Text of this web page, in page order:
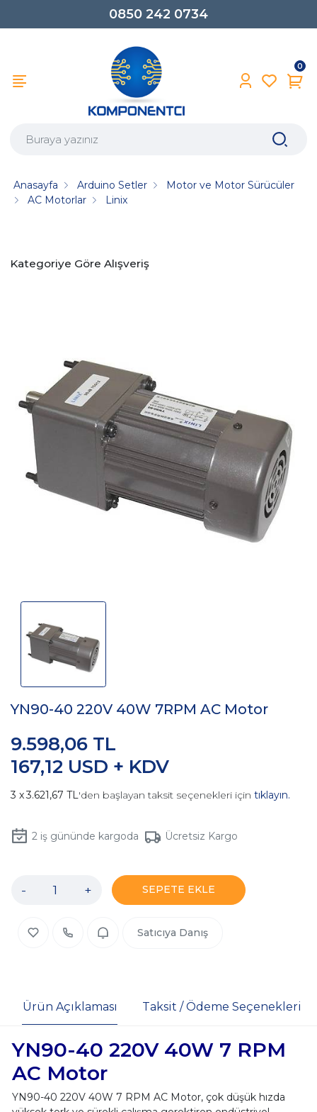
0850 242 0734
0
Anasayfa Arduino Setler
Motor ve Motor Sürücüler
AC Motorlar
Linix
Kategoriye Göre Alışveriş
YN90-40 220V 40W 7RPM AC Motor
167,12 USD + KDV
9.598,06 TL
3.621,67 TL'den başlayan taksit seçenekleri için tıklayın.
2iş gününde kargoda Ücretsiz Kargo
- + SEPETE EKLE
Satıcıya Danış
Ürün Açıklaması Taksit / Ödeme Seçenekleri
YN90-40 220V 40W 7 RPM
AC Motor
YN90-40 220V 40W 7 RPM AC Motor, çok düşük hızda